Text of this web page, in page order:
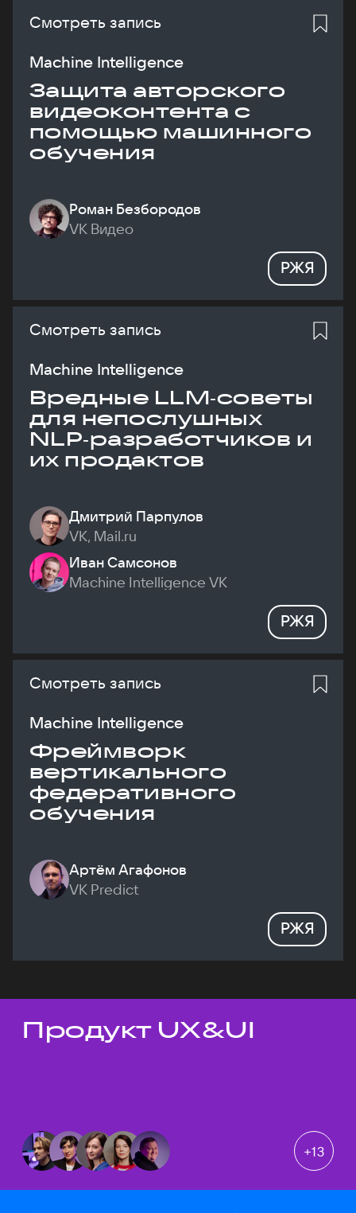
Смотреть запись
Machine Intelligence
Защита авторского
видеоконтента с
помощью машинного
обучения
Роман Безбородов
VK Видео
РЖЯ
Смотреть запись
Machine Intelligence
Вредные LLM‑советы
для непослушных
NLP‑разработчиков и
их продактов
Дмитрий Парпулов
VK, Mail.ru
Иван Самсонов
Machine Intelligence VK
РЖЯ
Смотреть запись
Machine Intelligence
Фреймворк
вертикального
федеративного
обучения
Артём Агафонов
VK Predict
РЖЯ
Темы докладов
Продукт UX&UI
+13